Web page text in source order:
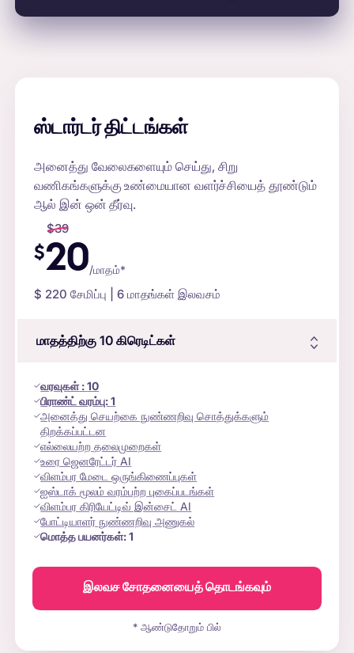
ஸ்டார்டர் திட்டங்கள்
அனைத்து வேலைகளையும் செய்து, சிறு
வணிகங்களுக்கு உண்மையான வளர்ச்சியைத் தூண்டும்
ஆல் இன் ஒன் தீர்வு.
$39
$20/மாதம்*
$ 220 சேமிப்பு | 6 மாதங்கள் இலவசம்
மாதத்திற்கு 10 கிரெடிட்கள்
வரவுகள்:10
பிராண்ட் வரம்பு:1
அனைத்து செயற்கை நுண்ணறிவு சொத்துக்களும்
திறக்கப்பட்டன
எல்லையற்ற தலைமுறைகள்
உரை ஜெனரேட்டர் AI
விளம்பர மேடை ஒருங்கிணைப்புகள்
ஐஸ்டாக் மூலம் வரம்பற்ற புகைப்படங்கள்
விளம்பர கிரியேட்டிவ் இன்சைட் AI
போட்டியாளர் நுண்ணறிவு அணுகல்
மொத்த பயனர்கள்:1
இலவச சோதனையைத் தொடங்கவும்
* ஆண்டுதோறும் பில்